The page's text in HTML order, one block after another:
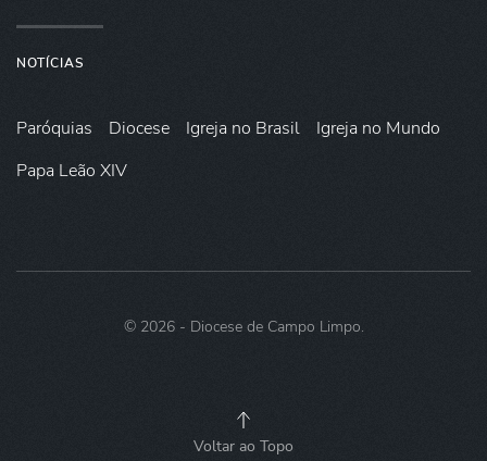
NOTÍCIAS
Paróquias Diocese Igreja no Brasil
Igreja no Mundo
Papa Leão XIV
© 2026- Diocese de Campo Limpo.
Voltar ao Topo